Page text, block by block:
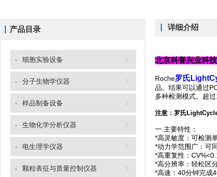
产品目录
- 细胞实验设备
- 分子生物学仪器
- 样品制备设备
- 生物化学分析仪器
- 电生理学仪器
- 颗粒表征与质量控制仪器
详细介绍
北京科誉兴业科
Roche罗氏
品。结果可以通过
多种检测模式。超
注意： 罗氏
一.主要特性：
*高灵敏度：可检测
*动力学范围广：可
*高重复性：
*高分辨率：轻松区
*高速：40分钟完成